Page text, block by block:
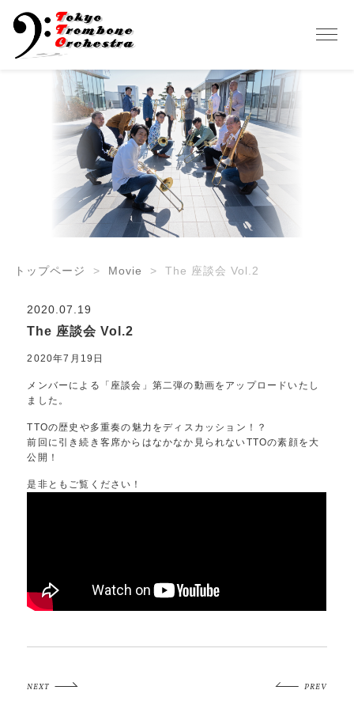
トップページ Movie The 座談会 Vol.2
2020.07.19
The 座談会 Vol.2
2020年7月19日​
メンバーによる「座談会」第二弾の動画をアップロードいたし
ました。
TTOの歴史や多重奏の魅力をディスカッション！？
前回に引き続き客席からはなかなか見られないTTOの素顔を大
公開！
​是非ともご覧ください！
NEXT PREV